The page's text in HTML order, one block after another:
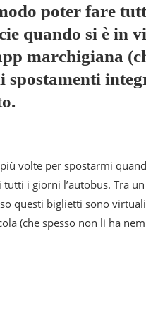
poter fare
quando si è in
marchigiana
volte per spostarmi
i giorni l’autobus. Tra
questi biglietti sono
(che spesso non li ha